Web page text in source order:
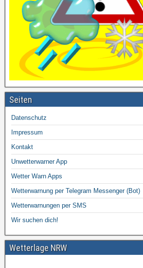
Seiten
Datenschutz
Impressum
Kontakt
Unwetterwarner App
Wetter Warn Apps
Wetterwarnung per Telegram Messenger (Bot)
Wetterwarnungen per SMS
Wir suchen dich!
Wetterlage NRW